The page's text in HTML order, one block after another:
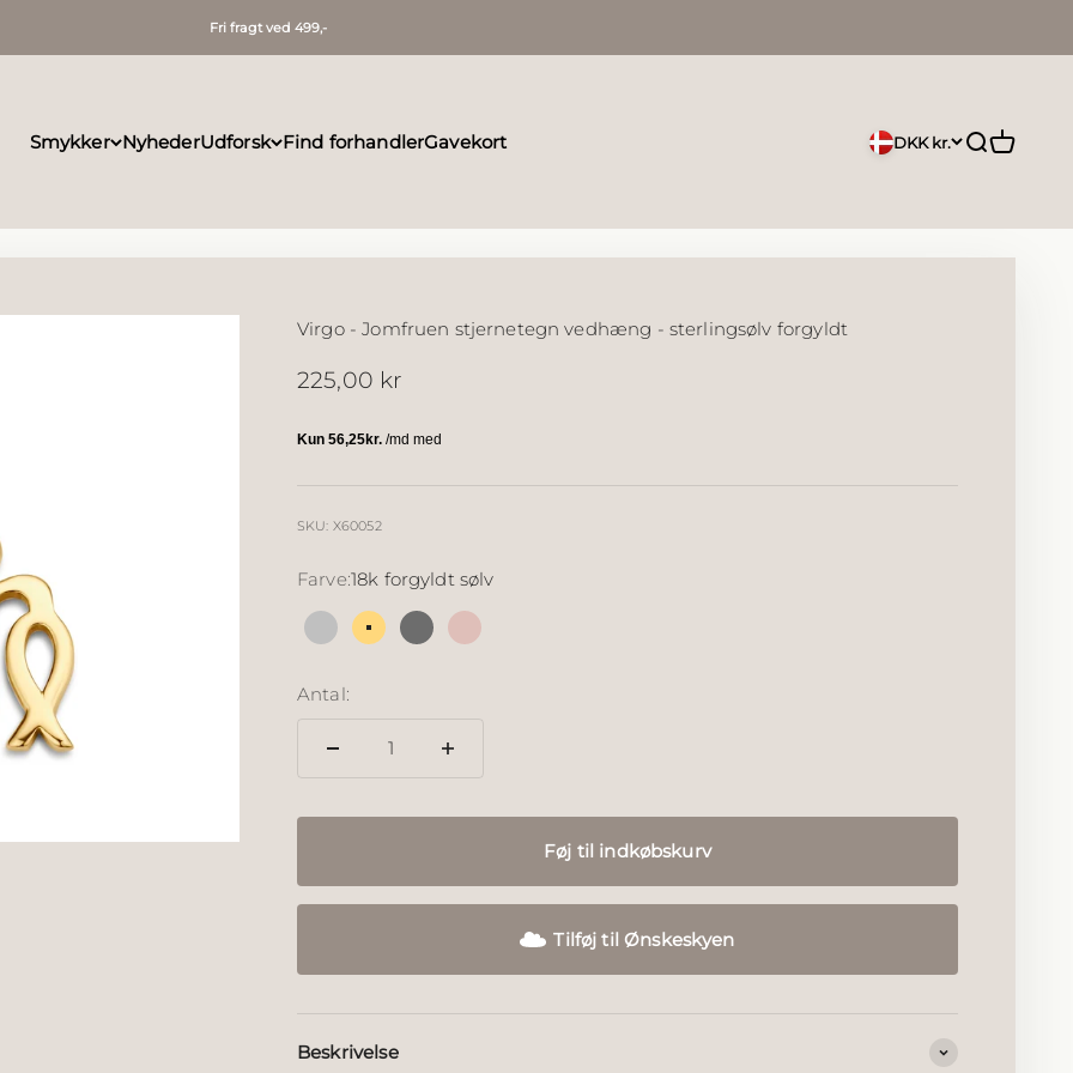
Fri fragt ved 499,-
Smykker NyhederUdforsk Find forhandlerGavekort DKK kr. ÅbnÅbn
Virgo - Jomfruen stjernetegn vedhæng - sterlingsølv forgyldt
Salgspris
225,00 kr
SKU: X60052
Farve:18k forgyldt sølv
Sølv 18k forgyldt sølv
Sølv sort ruthineret
18k rosé forgyldt
Antal:
Føj til indkøbskurv
Tilføj til Ønskeskyen
Beskrivelse